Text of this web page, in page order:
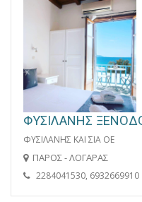
ΦΥΣΙΛΑΝΗΣ
ΦΥΣΙΛΑΝΗΣ ΚΑΙ ΣΙΑ ΟΕ
ΠΑΡΟΣ - ΛΟΓΑΡΑΣ
2284041530, 6932669910